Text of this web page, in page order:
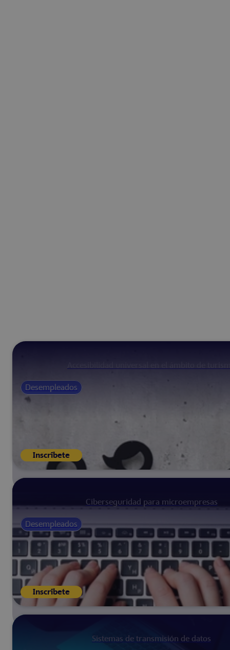
Desempleados
Inscríbete
Ciberseguridad para microempresas
Desempleados
Inscríbete
Sistemas de transmisión de datos